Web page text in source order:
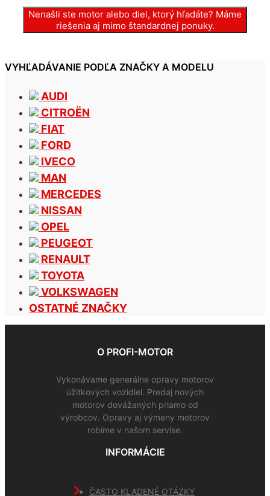
Nenašli ste motor alebo diel, ktorý hľadáte? Máme
riešenia aj mimo štandardnej ponuky.
VYHĽADÁVANIE PODĽA ZNAČKY A MODELU
AUDI
CITROËN
FIAT
FORD
IVECO
MAN
MERCEDES
NISSAN
OPEL
PEUGEOT
RENAULT
TOYOTA
VOLKSWAGEN
OSTATNÉ ZNAČKY
O PROFI-MOTOR
Vykonávame generálne opravy motorov
úžitkových vozidiel. Predaj nových
motorov dovážaných priamo od
výrobcov. Opravy aj výmeny motorov
robíme v našom servise.
INFORMÁCIE
ČASTO KLADENÉ OTÁZKY